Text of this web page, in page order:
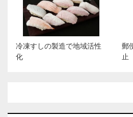
冷凍すしの製造で地域活性
化
郵
止